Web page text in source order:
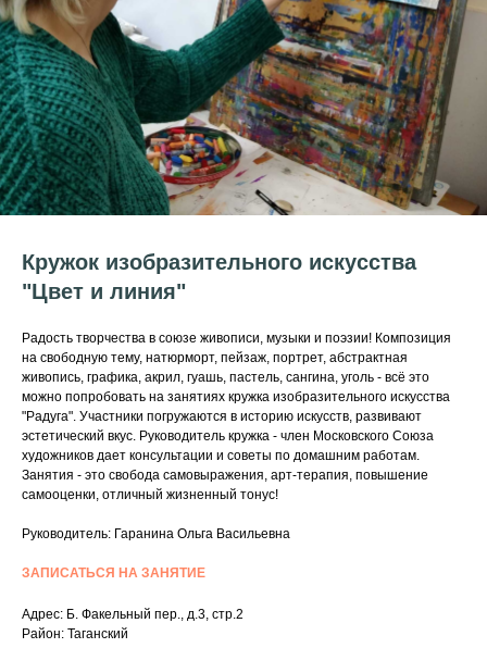
Кружок изобразительного искусства
"Цвет и линия"
Радость творчества в союзе живописи, музыки и поэзии! Композиция
на свободную тему, натюрморт, пейзаж, портрет, абстрактная
живопись, графика, акрил, гуашь, пастель, сангина, уголь - всё это
можно попробовать на занятиях кружка изобразительного искусства
"Радуга". Участники погружаются в историю искусств, развивают
эстетический вкус. Руководитель кружка - член Московского Союза
художников дает консультации и советы по домашним работам.
Занятия - это свобода самовыражения, арт-терапия, повышение
самооценки, отличный жизненный тонус!
Руководитель: Гаранина Ольга Васильевна
ЗАПИСАТЬСЯ НА ЗАНЯТИЕ
Адрес: Б. Факельный пер., д.3, стр.2
Район: Таганский